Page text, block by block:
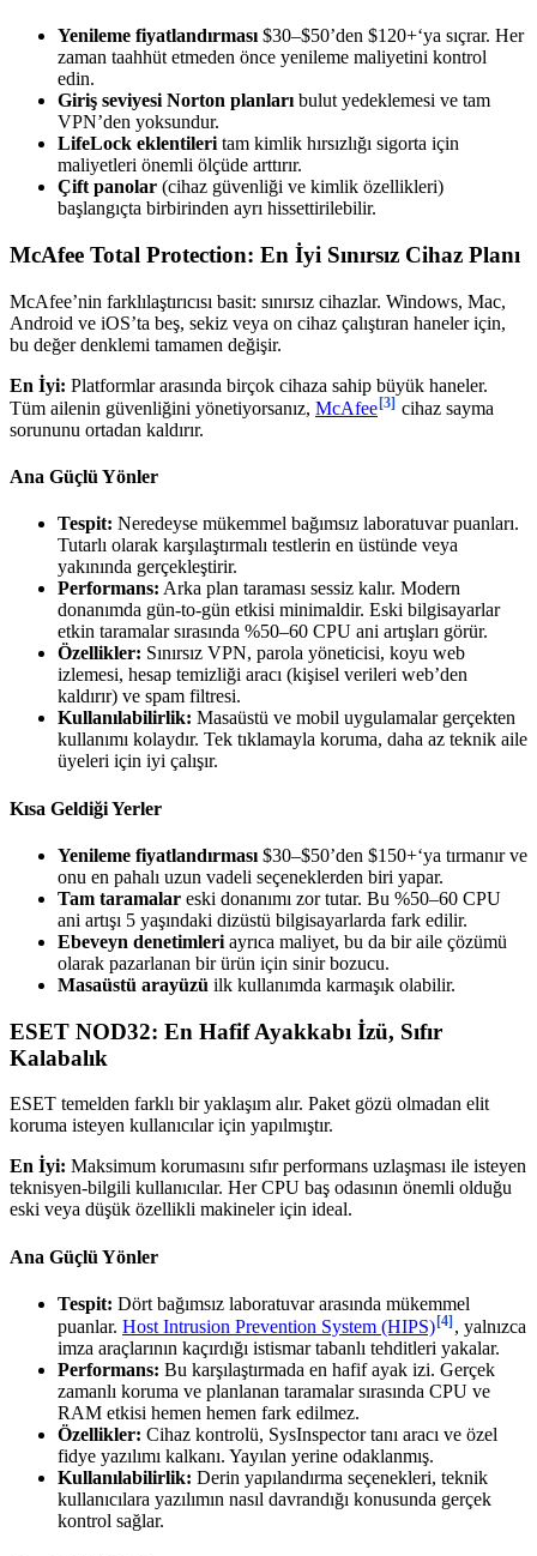
Yenileme fiyatlandırması $30–$50’den $120+‘ya sıçrar. Her
zaman taahhüt etmeden önce yenileme maliyetini kontrol
edin.
Giriş seviyesi Norton planları bulut yedeklemesi ve tam
VPN’den yoksundur.
LifeLock eklentileri tam kimlik hırsızlığı sigorta için
maliyetleri önemli ölçüde arttırır.
Çift panolar (cihaz güvenliği ve kimlik özellikleri)
başlangıçta birbirinden ayrı hissettirilebilir.
McAfee Total Protection: En İyi Sınırsız Cihaz Planı
McAfee’nin farklılaştırıcısı basit: sınırsız cihazlar. Windows, Mac,
Android ve iOS’ta beş, sekiz veya on cihaz çalıştıran haneler için,
bu değer denklemi tamamen değişir.
En İyi: Platformlar arasında birçok cihaza sahip büyük haneler.
Tüm ailenin güvenliğini yönetiyorsanız, McAfee [3] cihaz sayma
sorununu ortadan kaldırır.
Ana Güçlü Yönler
Tespit: Neredeyse mükemmel bağımsız laboratuvar puanları.
Tutarlı olarak karşılaştırmalı testlerin en üstünde veya
yakınında gerçekleştirir.
Performans: Arka plan taraması sessiz kalır. Modern
donanımda gün-to-gün etkisi minimaldir. Eski bilgisayarlar
etkin taramalar sırasında %50–60 CPU ani artışları görür.
Özellikler: Sınırsız VPN, parola yöneticisi, koyu web
izlemesi, hesap temizliği aracı (kişisel verileri web’den
kaldırır) ve spam filtresi.
Kullanılabilirlik: Masaüstü ve mobil uygulamalar gerçekten
kullanımı kolaydır. Tek tıklamayla koruma, daha az teknik aile
üyeleri için iyi çalışır.
Kısa Geldiği Yerler
Yenileme fiyatlandırması $30–$50’den $150+‘ya tırmanır ve
onu en pahalı uzun vadeli seçeneklerden biri yapar.
Tam taramalar eski donanımı zor tutar. Bu %50–60 CPU
ani artışı 5 yaşındaki dizüstü bilgisayarlarda fark edilir.
Ebeveyn denetimleri ayrıca maliyet, bu da bir aile çözümü
olarak pazarlanan bir ürün için sinir bozucu.
Masaüstü arayüzü ilk kullanımda karmaşık olabilir.
ESET NOD32: En Hafif Ayakkabı İzü, Sıfır
Kalabalık
ESET temelden farklı bir yaklaşım alır. Paket gözü olmadan elit
koruma isteyen kullanıcılar için yapılmıştır.
En İyi: Maksimum korumasını sıfır performans uzlaşması ile isteyen
teknisyen-bilgili kullanıcılar. Her CPU baş odasının önemli olduğu
eski veya düşük özellikli makineler için ideal.
Ana Güçlü Yönler
Tespit: Dört bağımsız laboratuvar arasında mükemmel
puanlar. Host Intrusion Prevention System (HIPS) [4] , yalnızca
imza araçlarının kaçırdığı istismar tabanlı tehditleri yakalar.
Performans: Bu karşılaştırmada en hafif ayak izi. Gerçek
zamanlı koruma ve planlanan taramalar sırasında CPU ve
RAM etkisi hemen hemen fark edilmez.
Özellikler: Cihaz kontrolü, SysInspector tanı aracı ve özel
fidye yazılımı kalkanı. Yayılan yerine odaklanmış.
Kullanılabilirlik: Derin yapılandırma seçenekleri, teknik
kullanıcılara yazılımın nasıl davrandığı konusunda gerçek
kontrol sağlar.